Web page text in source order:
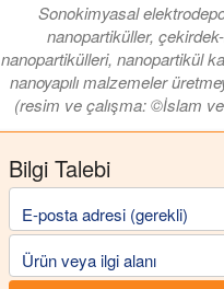
Sonokimyasal
nanopartiküller,
nanopartikülleri, nanopartikül
nanoyapılı malzemeler
(resim ve çalışma: ©İslam
Bilgi Talebi
E-posta adresi (gerekli)
Ürün veya ilgi alanı